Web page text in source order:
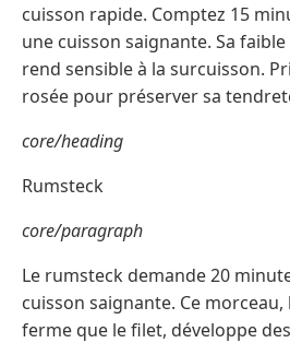
cuisson rapide. Comptez 15
une cuisson saignante. Sa
rend sensible à la surcuisson.
rosée pour préserver sa
core/heading
Rumsteck
core/paragraph
Le rumsteck demande 20
cuisson saignante. Ce
ferme que le filet, développe